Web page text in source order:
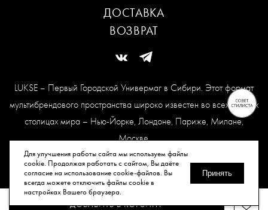
Для улучшения работы сайта мы используем файлы
cookie. Продолжая работать с сайтом, Вы даёте
согласие на использование cookie-файлов. Вы
всегда можете отключить файлы cookie в
настройках Вашего браузера.
Принять
ДОБАВИТЬ В КОРЗИНУ
LUKSE – Первый Городской Универмаг в Сибири. Этот формат
мультибрендового пространства широко известен во всех модных
столицах мира – Нью-Йорке, Лондоне, Париже, Милане,
Москве.
Карта сайта
© Все права защищены, 2026.
ДОСТАВКА
ВОЗВРАТ